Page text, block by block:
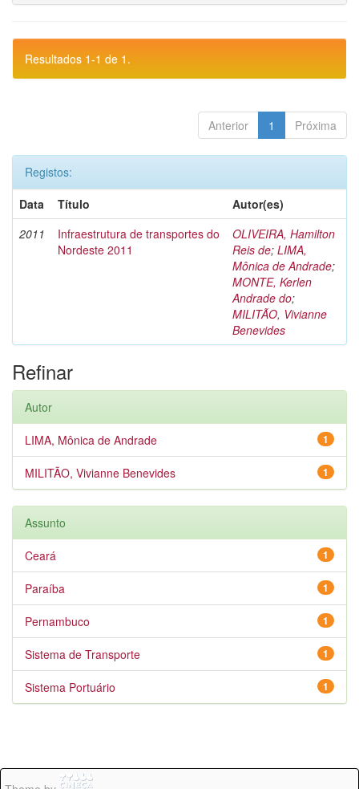
Resultados 1-1 de 1.
Anterior 1 Próxima
Registos:
Data
Título
Autor(es)
2011
Infraestrutura de transportes do
Nordeste 2011
OLIVEIRA, Hamilton
Reis de; LIMA,
Mônica de Andrade;
MONTE, Kerlen
Andrade do;
MILITÃO, Vivianne
Benevides
Refinar
Autor
1
LIMA, Mônica de Andrade
1
MILITÃO, Vivianne Benevides
Assunto
1
Ceará
1
Paraíba
1
Pernambuco
1
Sistema de Transporte
1
Sistema Portuário